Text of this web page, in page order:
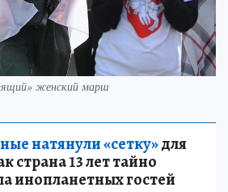
женский марш
натянули «сетку»для
страна 13 лет тайно
инопланетных гостей